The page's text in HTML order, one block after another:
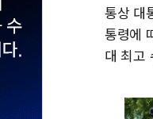
통상 대
통령에
대 최고